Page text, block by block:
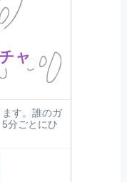
ャ
す。誰のガ
分ごとにひ